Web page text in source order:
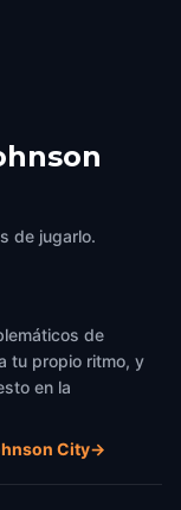
de jugarlo.
de
tu propio ritmo, y
en la
City→